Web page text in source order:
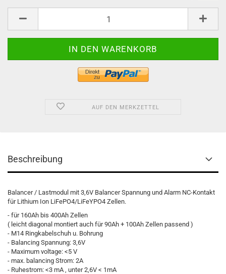
AUF DEN MERKZETTEL
Beschreibung
Balancer / Lastmodul mit 3,6V Balancer Spannung und Alarm NC-Kontakt
für Lithium Ion LiFePO4/LiFeYPO4 Zellen.
- für 160Ah bis 400Ah Zellen
( leicht diagonal montiert auch für 90Ah + 100Ah Zellen passend )
- M14 Ringkabelschuh u. Bohrung
- Balancing Spannung: 3,6V
- Maximum voltage: <5 V
- max. balancing Strom: 2A
- Ruhestrom: <3 mA , unter 2,6V < 1mA